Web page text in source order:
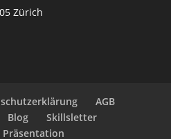
Zürich
AGB
Blog
Skillsletter
Präsentation